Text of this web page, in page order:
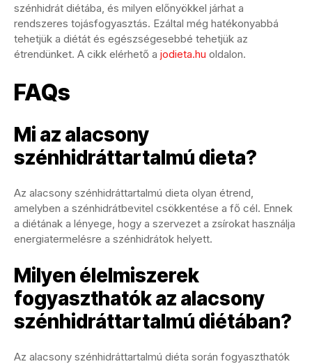
szénhidrát diétába, és milyen előnyökkel járhat a
rendszeres tojásfogyasztás. Ezáltal még hatékonyabbá
tehetjük a diétát és egészségesebbé tehetjük az
étrendünket. A cikk elérhető a jodieta.hu oldalon.
FAQs
Mi az alacsony
szénhidráttartalmú dieta?
Az alacsony szénhidráttartalmú dieta olyan étrend,
amelyben a szénhidrátbevitel csökkentése a fő cél. Ennek
a diétának a lényege, hogy a szervezet a zsírokat használja
energiatermelésre a szénhidrátok helyett.
Milyen élelmiszerek
fogyaszthatók az alacsony
szénhidráttartalmú diétában?
Az alacsony szénhidráttartalmú diéta során fogyaszthatók